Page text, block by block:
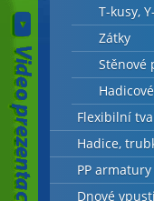
T-kusy,
Zátky
Stěnové
Flexibilní
Hadice,
PP armatury
Dnové